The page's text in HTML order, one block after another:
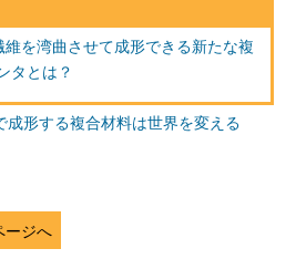
維を湾曲させて成形できる新たな複
タとは？
成形する複合材料は世界を変える
ージへ